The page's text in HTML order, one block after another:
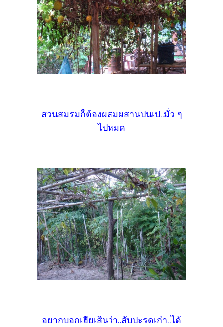
สวนสมรมก็ต้องผสมผสานปนเป..มั่ว ๆ
ไปหมด
อยากบอกเฮียเสินว่า..สับปะรดเก๋า..ได้